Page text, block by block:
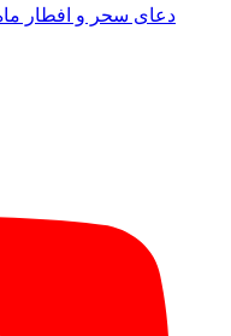
دعای سحر و افطار